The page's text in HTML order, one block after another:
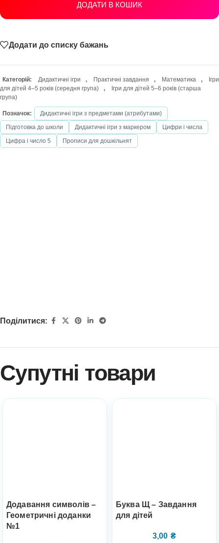
ДОДАТИ В КОШИК
Додати до списку бажань
Категорій: Дидактичні ігри , Практичні завдання , Математика ,
Ігри
для дітей 4–5 років (середня група)
,
Ігри для дітей 5–6 років (старша
група)
Позначок:
Дидактичні ігри з предметами (атрибутами)
Підготовка до школи
Дидактичні ігри з маркером
Цифри і числа
Цифра і число 5
Прописи для дошкільнят
Поділитися:
Супутні товари
Додавання символів –
Геометричні доданки
№1
Буква Щ – Завдання
для дітей
3,00 ₴